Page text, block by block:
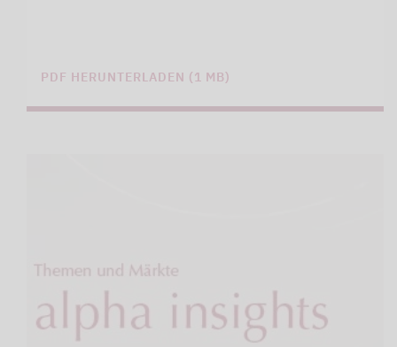
PDF HERUNTERLADEN (1 MB)